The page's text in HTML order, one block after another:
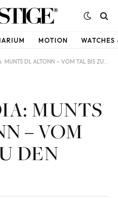
MOTION WATCHES
DL ALTONN – VOM TAL BIS ZU DEN GIPFELN
MUNTS
– VOM
DEN